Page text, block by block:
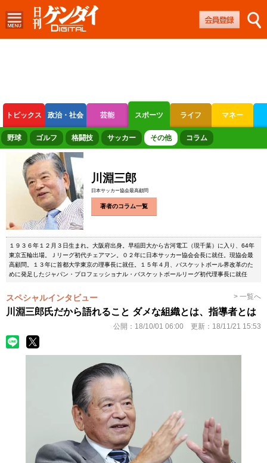
トピックス 政治・社会 芸能 スポーツ ライフ マネー
ボートレース 競輪 オートレース
野球 ゴルフ 格闘技 サッカー その他 コラム
川淵三郎
日本サッカー協会最高顧問
著者のコラム一覧
１９３６年１２月３日生まれ。大阪府出身。早稲田大から古河電工（現千葉）に入り、64年
東京五輪出場。Ｊリーグ初代チェアマン。０２年に日本サッカー協会会長に就任。現協会最
高顧問。１３年に首都大学東京の理事長に就任。１５年４月、バスケットボール界改革のた
めに発足したジャパン・プロフェッショナル・バスケットボールリーグ初代理事長に就任
スペシャルインタビュー > 一覧へ
川淵三郎氏だから語れること ダメな組織とは、指導者とは
公開： 18/10/01 06:00 更新： 18/11/21 15:53